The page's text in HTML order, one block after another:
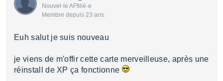
Nouvel·le AFfilié·e
Membre depuis 23 ans
Euh salut je suis nouveau
je viens de m'offir cette carte merveilleuse, après une
réinstall de XP ça fonctionne